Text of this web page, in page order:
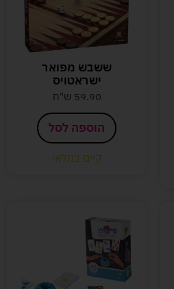
ששבש מפואר
ישראטויס
59.90 ש"ח
הוספה לסל
קיים במלאי